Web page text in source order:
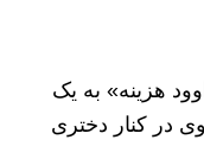
هزینه» به یک
در کنار دختری